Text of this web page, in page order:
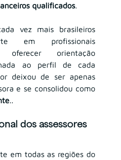
qualificados.
em profissionais
oferecer orientação
ao perfil de cada
deixou de ser apenas
..
dos assessores